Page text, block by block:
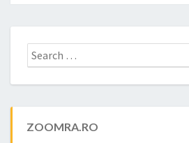
Search
for:
ZOOMRA.RO